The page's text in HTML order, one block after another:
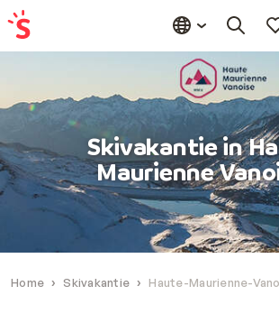
Skivakantie in
Maurienne
Home Skivakantie Haute-Maurienne-